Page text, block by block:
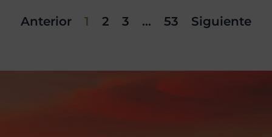
Anterior 1 2 3 … 53 Siguiente